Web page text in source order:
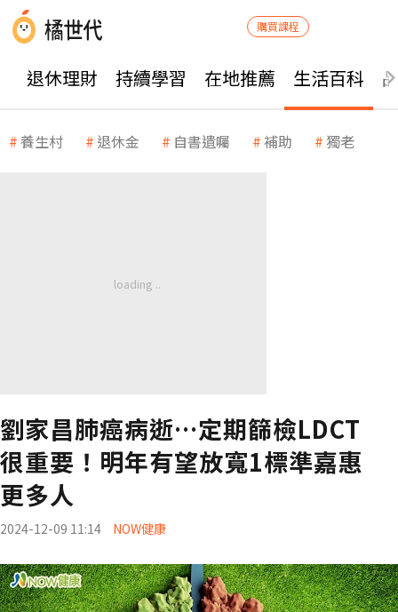
購買課程
退休理財 持續學習 在地推薦 生活百科
養生村 退休金 自書遺囑 補助 獨老
劉家昌肺癌病逝…定期篩檢LDCT
很重要！明年有望放寬1標準嘉惠
更多人
2024-12-09 11:14 NOW健康